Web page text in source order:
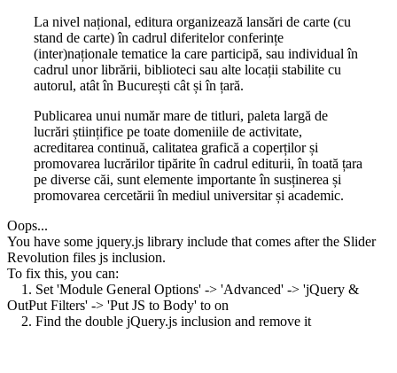
La nivel național, editura organizează lansări de carte (cu
stand de carte) în cadrul diferitelor conferințe
(inter)naționale tematice la care participă, sau individual în
cadrul unor librării, biblioteci sau alte locații stabilite cu
autorul, atât în București cât și în țară.
Publicarea unui număr mare de titluri, paleta largă de
lucrări științifice pe toate domeniile de activitate,
acreditarea continuă, calitatea grafică a coperților și
promovarea lucrărilor tipărite în cadrul editurii, în toată țara
pe diverse căi, sunt elemente importante în susținerea și
promovarea cercetării în mediul universitar și academic.
Oops...
You have some jquery.js library include that comes after the Slider
Revolution files js inclusion.
To fix this, you can:
1. Set 'Module General Options' -> 'Advanced' -> 'jQuery &
OutPut Filters' -> 'Put JS to Body' to on
2. Find the double jQuery.js inclusion and remove it